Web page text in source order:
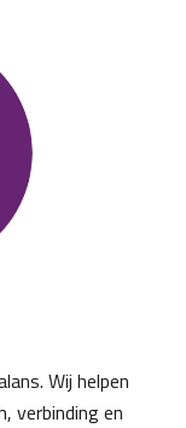
Wij helpen
verbinding en